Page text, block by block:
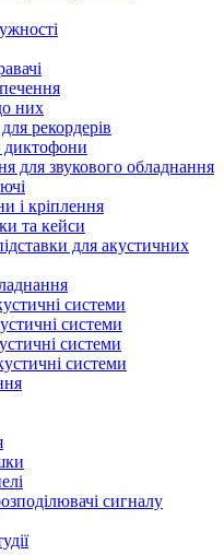
них
рекордерів
диктофони
для звукового обладнання
і кріплення
та кейси
для акустичних
системи
системи
системи
системи
сигналу